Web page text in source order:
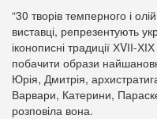
“30 творів темперного і
виставці, репрезентують
іконописні традиції ХVІІ-
побачити образи
Юрія, Дмитрія,
Варвари, Катерини,
розповіла вона.